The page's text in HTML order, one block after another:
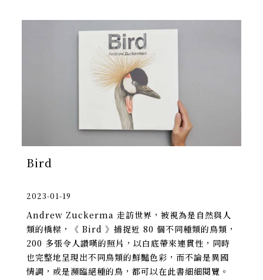
Bird
2023-01-19
Andrew Zuckerma 走訪世界，被視為是自然與人
類的橋樑，《 Bird 》捕捉近 80 個不同種類的鳥類，
200 多張令人讚嘆的照片，以白底帶來連貫性，同時
也完整地呈現出不同鳥類的鮮豔色彩，而不論是異國
情調，或是瀕臨絕種的鳥，都可以在此書細細閱覽。